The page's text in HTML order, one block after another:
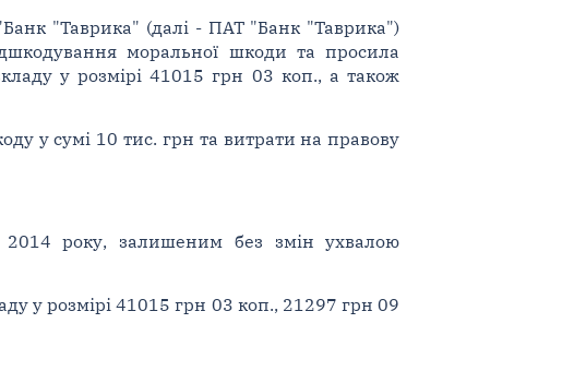
"Таврика" (далі - ПАТ "Банк "Таврика")
моральної шкоди та просила
у розмірі 41015 грн 03 коп., а також
у сумі 10 тис. грн та витрати на правову
2014 року, залишеним без змін ухвалою
у розмірі 41015 грн 03 коп., 21297 грн 09